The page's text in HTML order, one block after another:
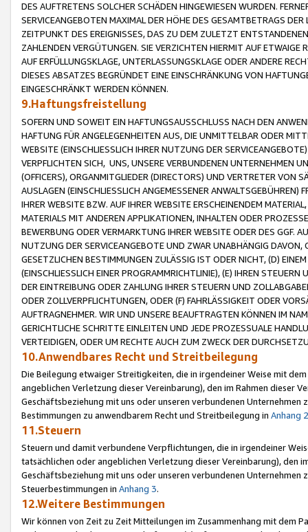
DES AUFTRETENS SOLCHER SCHÄDEN HINGEWIESEN WURDEN.
SERVICEANGEBOTEN MAXIMAL DER HÖHE DES GESAMTBETRAGS
ZEITPUNKT DES EREIGNISSES, DAS ZU DEM ZULETZT
ZAHLENDEN VERGÜTUNGEN. SIE VERZICHTEN HIERMIT AUF
AUF ERFÜLLUNGSKLAGE, UNTERLASSUNGSKLAGE ODER ANDERE
DIESES ABSATZES BEGRÜNDET EINE EINSCHRÄNKUNG VON
EINGESCHRÄNKT WERDEN KÖNNEN.
9.Haftungsfreistellung
SOFERN UND SOWEIT EIN HAFTUNGSAUSSCHLUSS NACH DEN
HAFTUNG FÜR ANGELEGENHEITEN AUS, DIE UNMITTELBAR ODER
WEBSITE (EINSCHLIESSLICH IHRER NUTZUNG DER
VERPFLICHTEN SICH, UNS, UNSERE VERBUNDENEN UNTERNEHMEN
(OFFICERS), ORGANMITGLIEDER (DIRECTORS) UND VERTRETER VON
AUSLAGEN (EINSCHLIESSLICH ANGEMESSENER
IHRER WEBSITE BZW. AUF IHRER WEBSITE ERSCHEINENDEM
MATERIALS MIT ANDEREN APPLIKATIONEN, INHALTEN ODER
BEWERBUNG ODER VERMARKTUNG IHRER WEBSITE ODER DES GGF.
NUTZUNG DER SERVICEANGEBOTE UND ZWAR UNABHÄNGIG
GESETZLICHEN BESTIMMUNGEN ZULÄSSIG IST ODER NICHT, (D)
(EINSCHLIESSLICH EINER PROGRAMMRICHTLINIE), (E) IHREN
DER EINTREIBUNG ODER ZAHLUNG IHRER STEUERN UND
ODER ZOLLVERPFLICHTUNGEN, ODER (F) FAHRLÄSSIGKEIT ODER
AUFTRAGNEHMER. WIR UND UNSERE BEAUFTRAGTEN KÖNNEN IM
GERICHTLICHE SCHRITTE EINLEITEN UND JEDE PROZESSUALE
VERTEIDIGEN, ODER UM RECHTE AUCH ZUM ZWECK DER
10.Anwendbares Recht und Streitbeilegung
Die Beilegung etwaiger Streitigkeiten, die in irgendeiner Weise mit
angeblichen Verletzung dieser Vereinbarung), den im Rahmen dieser
Geschäftsbeziehung mit uns oder unseren verbundenen
Bestimmungen zu anwendbarem Recht und Streitbeilegung in Anhang 2
11.Steuern
Steuern und damit verbundene Verpflichtungen, die in irgendeiner
tatsächlichen oder angeblichen Verletzung dieser Vereinbarung), den
Geschäftsbeziehung mit uns oder unseren verbundenen
Steuerbestimmungen in Anhang 3.
12.Weitere Bestimmungen
Wir können von Zeit zu Zeit Mitteilungen im Zusammenhang mit dem